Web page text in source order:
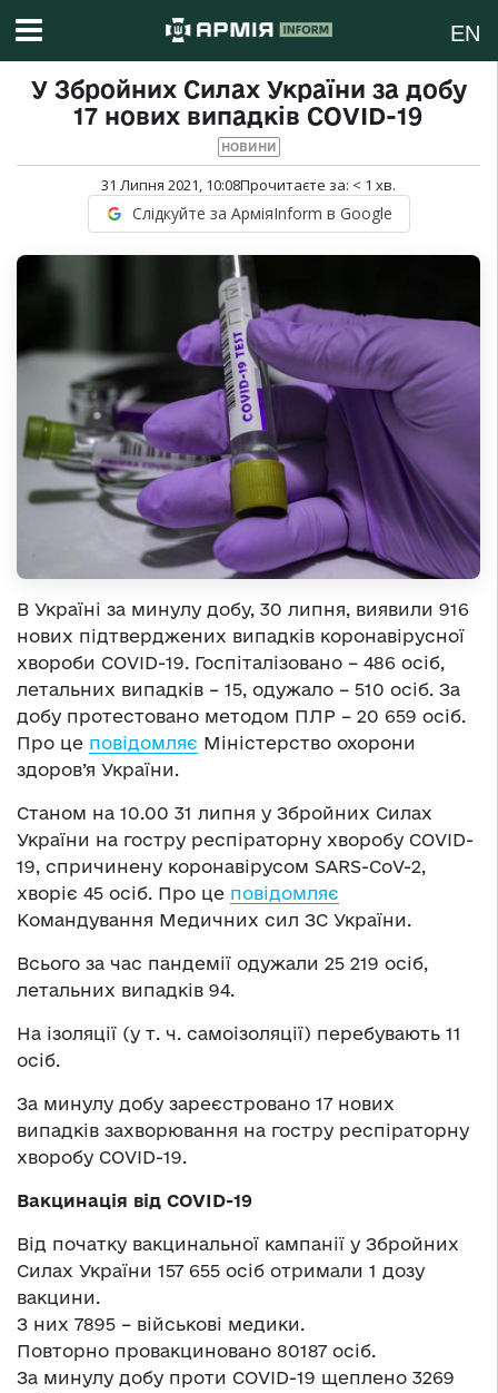
EN
У Збройних Силах України за добу
17 нових випадків COVID-19
НОВИНИ
31 Липня 2021, 10:08Прочитаєте за: < 1 хв.
Слідкуйте за АрміяInform в Google
В Україні за минулу добу, 30 липня, виявили 916
нових підтверджених випадків коронавірусної
хвороби COVID-19. Госпіталізовано – 486 осіб,
летальних випадків – 15, одужало – 510 осіб. За
добу протестовано методом ПЛР – 20 659 осіб.
Про це повідомляє Міністерство охорони
здоров’я України.
Станом на 10.00 31 липня у Збройних Силах
України на гостру респіраторну хворобу COVID-
19, спричинену коронавірусом SARS-CoV-2,
хворіє 45 осіб. Про це повідомляє
Командування Медичних сил ЗС України.
Всього за час пандемії одужали 25 219 осіб,
летальних випадків 94.
На ізоляції (у т. ч. самоізоляції) перебувають 11
осіб.
За минулу добу зареєстровано 17 нових
випадків захворювання на гостру респіраторну
хворобу COVID-19.
Вакцинація від COVID-19
Від початку вакцинальної кампанії у Збройних
Силах України 157 655 осіб отримали 1 дозу
вакцини.
З них 7895 – військові медики.
Повторно провакциновано 80187 осіб.
За минулу добу проти COVID-19 щеплено 3269